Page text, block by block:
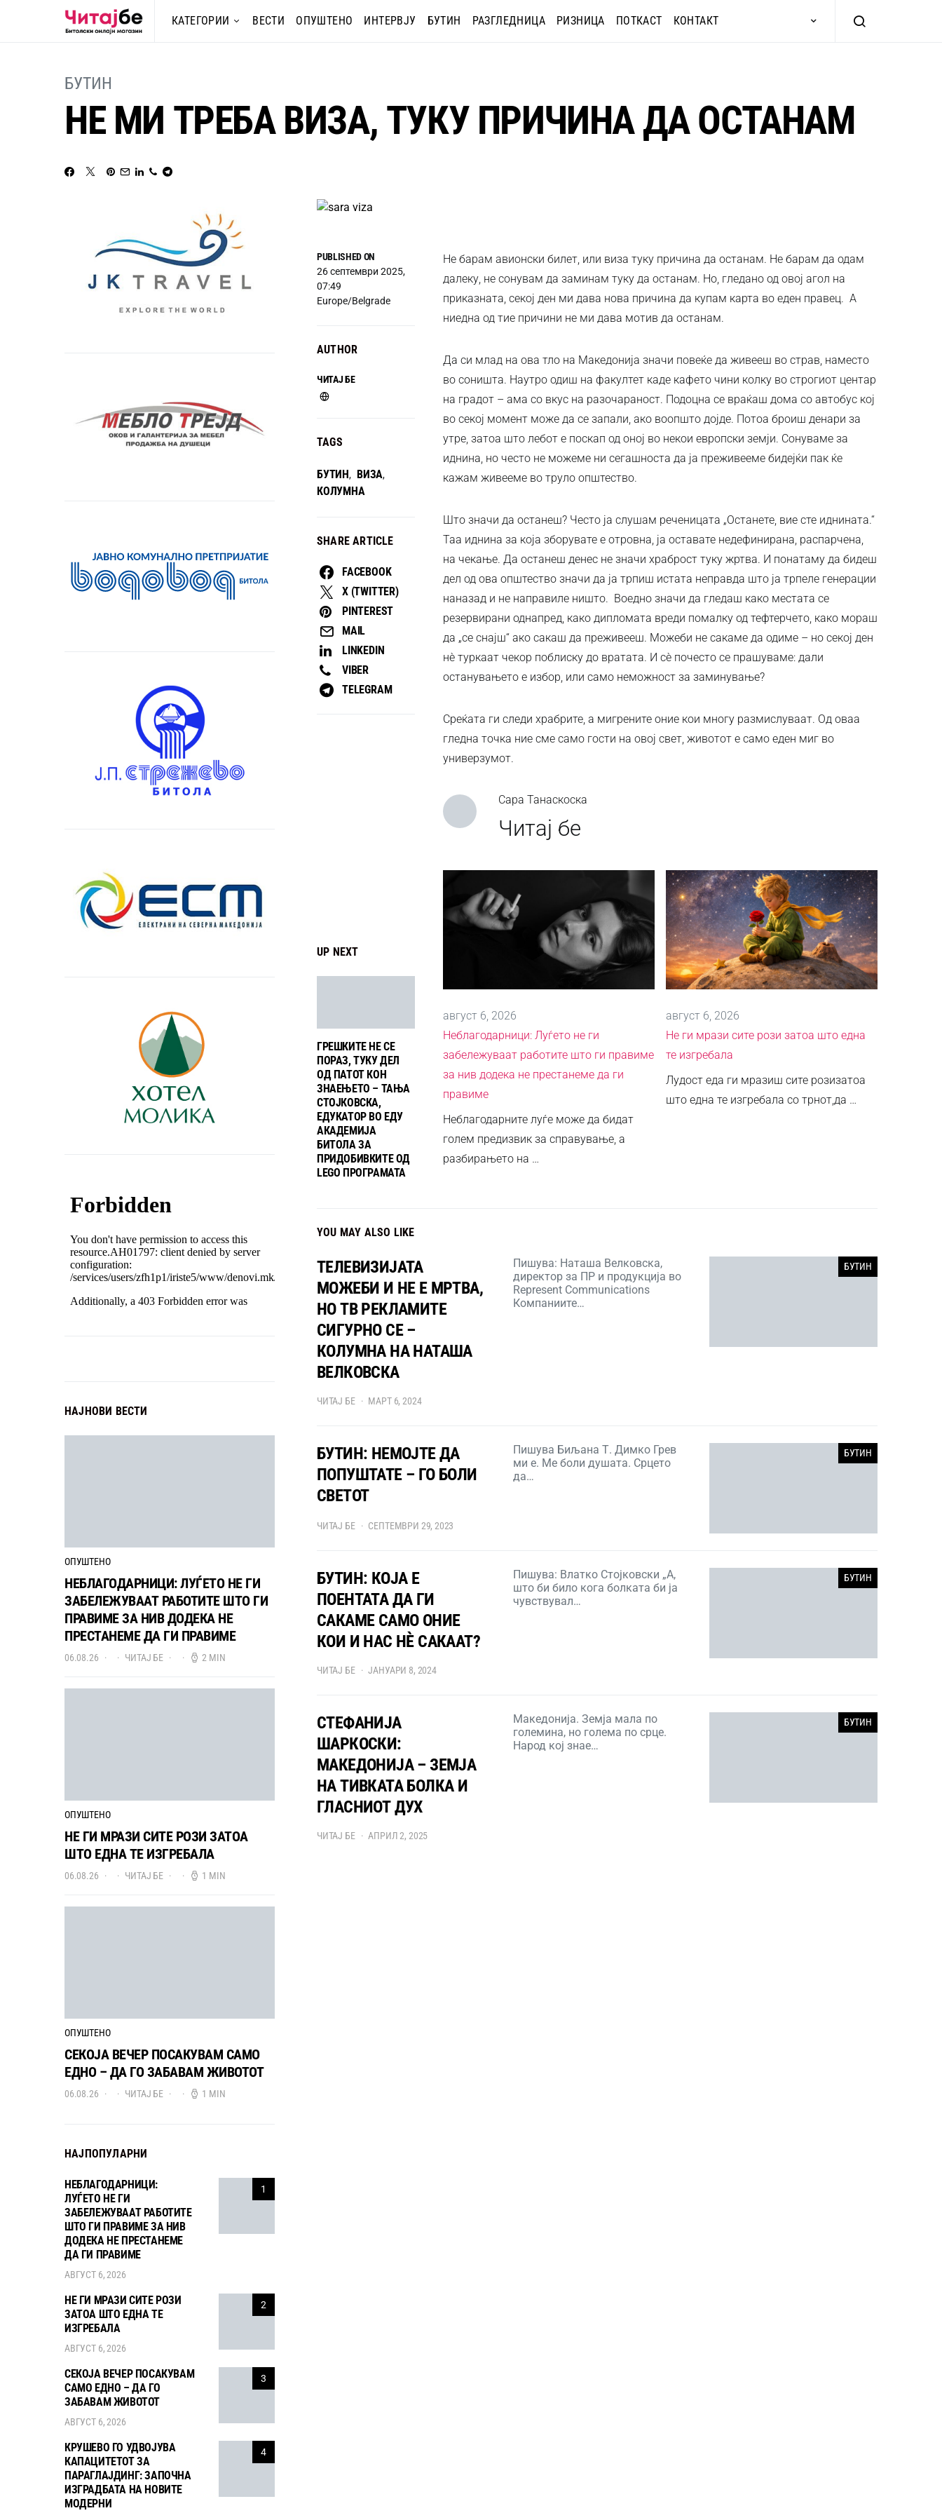
КАТЕГОРИИ ВЕСТИ ОПУШТЕНО ИНТЕРВЈУ БУТИН РАЗГЛЕДНИЦА РИЗНИЦА ПОТКАСТ КОНТАКТ
БУТИН
НЕ МИ ТРЕБА ВИЗА, ТУКУ ПРИЧИНА ДА ОСТАНАМ
UP NEXT
ГРЕШКИТЕ НЕ СЕ
ПОРАЗ, ТУКУ ДЕЛ
ОД ПАТОТ КОН
ЗНАЕЊЕТО – ТАЊА
СТОЈКОВСКА,
ЕДУКАТОР ВО ЕДУ
АКАДЕМИЈА
БИТОЛА ЗА
ПРИДОБИВКИТЕ ОД
LEGO ПРОГРАМАТА
PUBLISHED ON
26 септември 2025,
07:49
Europe/Belgrade
AUTHOR
ЧИТАЈ БЕ
TAGS
БУТИН, ВИЗА,
КОЛУМНА
SHARE ARTICLE
FACEBOOK
X (TWITTER)
PINTEREST
MAIL
LINKEDIN
VIBER
TELEGRAM
Не барам авионски билет, или виза туку причина да останам. Не барам да одам
далеку, не сонувам да заминам туку да останам. Но, гледано од овој агол на
приказната, секој ден ми дава нова причина да купам карта во еден правец. А
ниедна од тие причини не ми дава мотив да останам.
Да си млад на ова тло на Македонија значи повеќе да живееш во страв, наместо
во соништа. Наутро одиш на факултет каде кафето чини колку во строгиот центар
на градот – ама со вкус на разочараност. Подоцна се враќаш дома со автобус кој
во секој момент може да се запали, ако воопшто дојде. Потоа броиш денари за
утре, затоа што лебот е поскап од оној во некои европски земји. Сонуваме за
иднина, но често не можеме ни сегашноста да ја преживееме бидејќи пак ќе
кажам живееме во труло општество.
Што значи да останеш? Често ја слушам реченицата „Останете, вие сте иднината.“
Таа иднина за која зборувате е отровна, ја оставате недефинирана, распарчена,
на чекање. Да останеш денес не значи храброст туку жртва. И понатаму да бидеш
дел од ова општество значи да ја трпиш истата неправда што ја трпеле генерации
наназад и не направиле ништо. Воедно значи да гледаш како местата се
резервирани однапред, како дипломата вреди помалку од тефтерчето, како мораш
да „се снајш“ ако сакаш да преживееш. Можеби не сакаме да одиме – но секој ден
нè туркаат чекор поблиску до вратата. И сѐ почесто се прашуваме: дали
останувањето е избор, или само неможност за заминување?
Среќата ги следи храбрите, а мигрените оние кои многу размислуваат. Од оваа
гледна точка ние сме само гости на овој свет, животот е само еден миг во
универзумот.
Сара Танаскоска
Читај бе
август 6, 2026
Неблагодарници: Луѓето не ги
забележуваат работите што ги правиме
за нив додека не престанеме да ги
правиме
Неблагодарните луѓе може да бидат
голем предизвик за справување, а
разбирањето на …
август 6, 2026
Не ги мрази сите рози затоа што една
те изгребала
Лудост еда ги мразиш сите розизатоа
што една те изгребала со трнот,да …
YOU MAY ALSO LIKE
БУТИН
ТЕЛЕВИЗИЈАТА
МОЖЕБИ И НЕ Е МРТВА,
НО ТВ РЕКЛАМИТЕ
СИГУРНО СЕ –
КОЛУМНА НА НАТАША
ВЕЛКОВСКА
Пишува: Наташа Велковска,
директор за ПР и продукција во
Represent Communications
Компаниите…
ЧИТАЈ БЕ МАРТ 6, 2024
БУТИН
БУТИН: НЕМОЈТЕ ДА
ПОПУШТАТЕ – ГО БОЛИ
СВЕТОТ
Пишува Биљана Т. Димко Грев
ми е. Ме боли душата. Срцето
да…
ЧИТАЈ БЕ СЕПТЕМВРИ 29, 2023
БУТИН
БУТИН: КОЈА Е
ПОЕНТАТА ДА ГИ
САКАМЕ САМО ОНИЕ
КОИ И НАС НЀ САКААТ?
Пишува: Влатко Стојковски „А,
што би било кога болката би ја
чувствувал…
ЧИТАЈ БЕ ЈАНУАРИ 8, 2024
БУТИН
СТЕФАНИЈА
ШАРКОСКИ:
МАКЕДОНИЈА – ЗЕМЈА
НА ТИВКАТА БОЛКА И
ГЛАСНИОТ ДУХ
Македонија. Земја мала по
големина, но голема по срце.
Народ кој знае…
ЧИТАЈ БЕ АПРИЛ 2, 2025
НАЈНОВИ ВЕСТИ
ОПУШТЕНО
НЕБЛАГОДАРНИЦИ: ЛУЃЕТО НЕ ГИ
ЗАБЕЛЕЖУВААТ РАБОТИТЕ ШТО ГИ
ПРАВИМЕ ЗА НИВ ДОДЕКА НЕ
ПРЕСТАНЕМЕ ДА ГИ ПРАВИМЕ
06.08.26 ЧИТАЈ БЕ 2 MIN
ОПУШТЕНО
НЕ ГИ МРАЗИ СИТЕ РОЗИ ЗАТОА
ШТО ЕДНА ТЕ ИЗГРЕБАЛА
06.08.26 ЧИТАЈ БЕ 1 MIN
ОПУШТЕНО
СЕКОЈА ВЕЧЕР ПОСАКУВАМ САМО
ЕДНО – ДА ГО ЗАБАВАМ ЖИВОТОТ
06.08.26 ЧИТАЈ БЕ 1 MIN
НАЈПОПУЛАРНИ
1
НЕБЛАГОДАРНИЦИ:
ЛУЃЕТО НЕ ГИ
ЗАБЕЛЕЖУВААТ РАБОТИТЕ
ШТО ГИ ПРАВИМЕ ЗА НИВ
ДОДЕКА НЕ ПРЕСТАНЕМЕ
ДА ГИ ПРАВИМЕ
АВГУСТ 6, 2026
2
НЕ ГИ МРАЗИ СИТЕ РОЗИ
ЗАТОА ШТО ЕДНА ТЕ
ИЗГРЕБАЛА
АВГУСТ 6, 2026
3
СЕКОЈА ВЕЧЕР ПОСАКУВАМ
САМО ЕДНО – ДА ГО
ЗАБАВАМ ЖИВОТОТ
АВГУСТ 6, 2026
4
КРУШЕВО ГО УДВОЈУВА
КАПАЦИТЕТОТ ЗА
ПАРАГЛАЈДИНГ: ЗАПОЧНА
ИЗГРАДБАТА НА НОВИТЕ
МОДЕРНИ